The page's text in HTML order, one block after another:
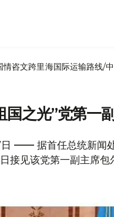
情咨文跨里海国际运输路线/
国之光”党第一
—— 据首任总统新闻
接见该党第一副主席包